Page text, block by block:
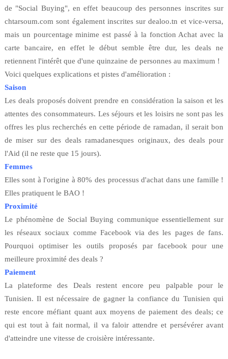
de "Social Buying", en effet beaucoup des personnes inscrites sur
chtarsoum.com sont également inscrites sur dealoo.tn et vice-versa,
mais un pourcentage minime est passé à la fonction Achat avec la
carte bancaire, en effet le début semble être dur, les deals ne
retiennent l'intérêt que d'une quinzaine de personnes au maximum !
Voici quelques explications et pistes d'amélioration :
Saison
Les deals proposés doivent prendre en considération la saison et les
attentes des consommateurs. Les séjours et les loisirs ne sont pas les
offres les plus recherchés en cette période de ramadan, il serait bon
de miser sur des deals ramadanesques originaux, des deals pour
l'Aid (il ne reste que 15 jours).
Femmes
Elles sont à l'origine à 80% des processus d'achat dans une famille !
Elles pratiquent le BAO !
Proximité
Le phénomène de Social Buying communique essentiellement sur
les réseaux sociaux comme Facebook via des les pages de fans.
Pourquoi optimiser les outils proposés par facebook pour une
meilleure proximité des deals ?
Paiement
La plateforme des Deals restent encore peu palpable pour le
Tunisien. Il est nécessaire de gagner la confiance du Tunisien qui
reste encore méfiant quant aux moyens de paiement des deals; ce
qui est tout à fait normal, il va faloir attendre et persévérer avant
d'atteindre une vitesse de croisière intéressante.